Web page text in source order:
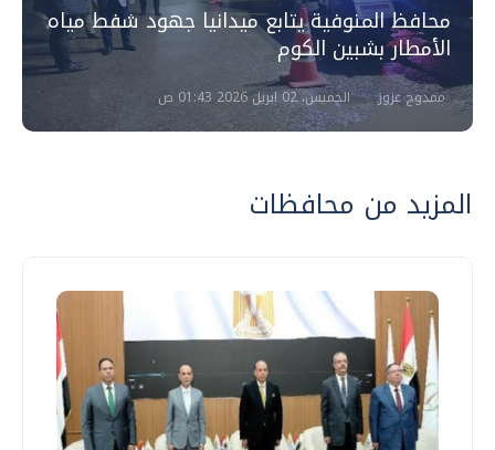
محافظ المنوفية يتابع ميدانيا جهود شفط مياه
الأمطار بشبين الكوم
ممدوح عزوز الخميس، 02 ابريل 2026 01:43 ص
المزيد من محافظات